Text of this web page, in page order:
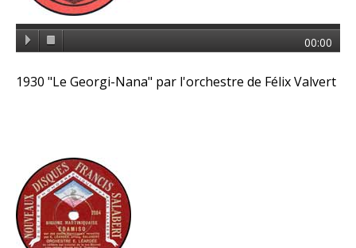
00:00
1930 "Le Georgi-Nana" par l'orchestre de Félix Valvert